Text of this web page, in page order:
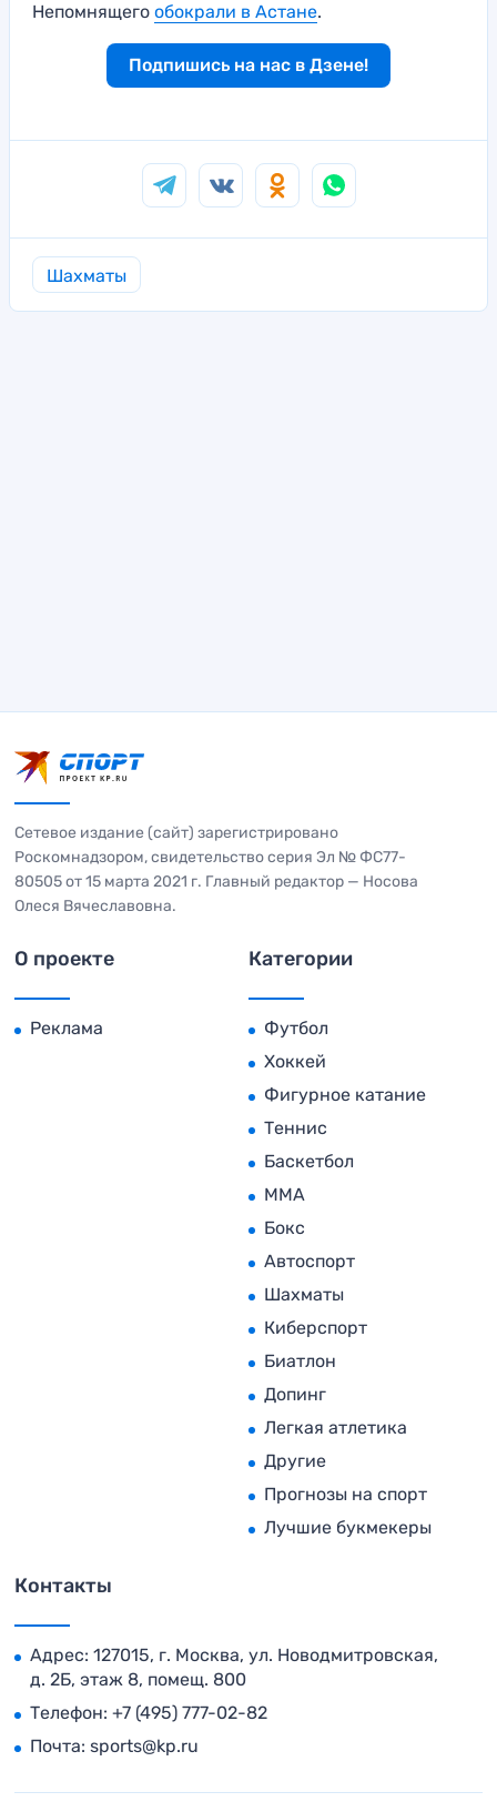
Непомнящего обокрали в Астане.
Подпишись на нас в Дзене!
Шахматы
Сетевое издание (сайт) зарегистрировано
Роскомнадзором, свидетельство серия Эл № ФС77-
80505 от 15 марта 2021 г. Главный редактор — Носова
Олеся Вячеславовна.
О проекте
Реклама
Категории
Футбол
Хоккей
Фигурное катание
Теннис
Баскетбол
MMA
Бокс
Автоспорт
Шахматы
Киберспорт
Биатлон
Допинг
Легкая атлетика
Другие
Прогнозы на спорт
Лучшие букмекеры
Контакты
Адрес: 127015, г. Москва, ул. Новодмитровская,
д. 2Б, этаж 8, помещ. 800
Телефон: +7 (495) 777-02-82
Почта: sports@kp.ru